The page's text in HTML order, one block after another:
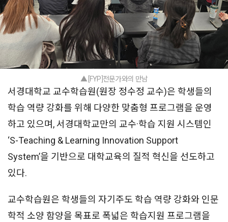
▲ [FYP]전문가와의 만남
서경대학교 교수학습원(원장 정수정 교수)은 학생들의
학습 역량 강화를 위해 다양한 맞춤형 프로그램을 운영
하고 있으며, 서경대학교만의 교수·학습 지원 시스템인
‘S-Teaching & Learning Innovation Support
System’을 기반으로 대학교육의 질적 혁신을 선도하고
있다.
교수학습원은 학생들의 자기주도 학습 역량 강화와 인문
학적 소양 함양을 목표로 폭넓은 학습지원 프로그램을